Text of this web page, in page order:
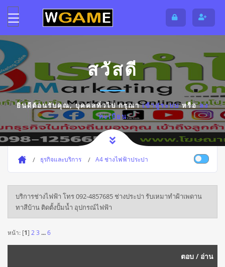
สวัสดี
ยินดีต้อนรับคุณ,บุคคลทั่วไปกรุณาเข้าสู่ระบบหรือลง
ทะเบียน
ธุรกิจและบริการ A4 ช่างไฟฟ้าประปา
บริการช่างไฟฟ้า โทร 092-4857685 ช่างประปา รับเหมาทำฝ้าเพดาน
ทาสีบ้าน ติดตั้งปั้มน้ำ อุปกรณ์ไฟฟ้า
หน้า: [1] 2 3 ...6
ตอบ / อ่าน